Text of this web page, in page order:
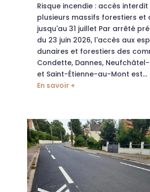
Risque incendie : accès interdit
plusieurs massifs forestiers et
jusqu'au 31 juillet Par arrêté
du 23 juin 2026, l'accès aux
dunaires et forestiers des
Condette, Dannes,
et Saint-Étienne-au-Mont est...
En savoir +